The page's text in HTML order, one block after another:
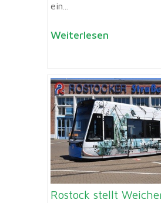
ein...
Weiterlesen
Rostock stellt